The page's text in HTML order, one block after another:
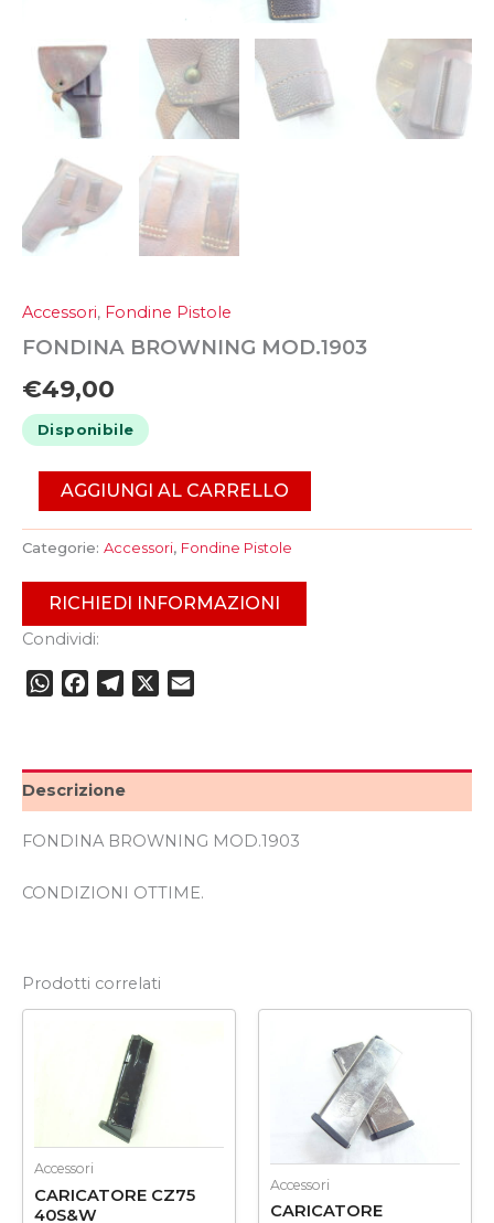
Accessori, Fondine Pistole
FONDINA BROWNING MOD.1903
€49,00
Disponibile
AGGIUNGI AL CARRELLO
Categorie: Accessori, Fondine Pistole
RICHIEDI INFORMAZIONI
Condividi:
WhatsApp
Facebook
Telegram
Descrizione
FONDINA BROWNING MOD.1903
CONDIZIONI OTTIME.
Prodotti correlati
Accessori
CARICATORE CZ75
40S&W
Accessori
CARICATORE